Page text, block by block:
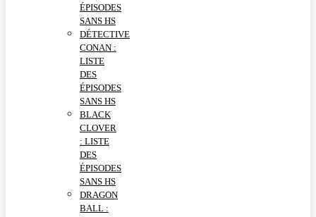
ÉPISODES
SANS HS
DÉTECTIVE
CONAN :
LISTE
DES
ÉPISODES
SANS HS
BLACK
CLOVER
: LISTE
DES
ÉPISODES
SANS HS
DRAGON
BALL :